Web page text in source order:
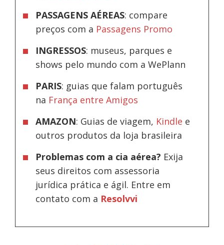
PASSAGENS AÉREAS: compare
preços com a Passagens Promo
INGRESSOS: museus, parques e
shows pelo mundo com a WePlann
PARIS: guias que falam português
na França entre Amigos
AMAZON: Guias de viagem, Kindle e
outros produtos da loja brasileira
Problemas com a cia aérea? Exija
seus direitos com assessoria
jurídica prática e ágil. Entre em
contato com a Resolvvi